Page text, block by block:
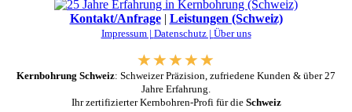
Kontakt/Anfrage| Leistungen (Schweiz)
Impressum | Datenschutz | Über uns
Kernbohrung Schweiz: Schweizer Präzision, zufriedene Kunden & über 27
Jahre Erfahrung.
Ihr zertifizierter Kernbohren-Profi für die Schweiz